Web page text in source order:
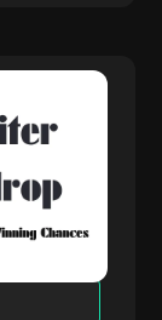
Jupiter
DEX de